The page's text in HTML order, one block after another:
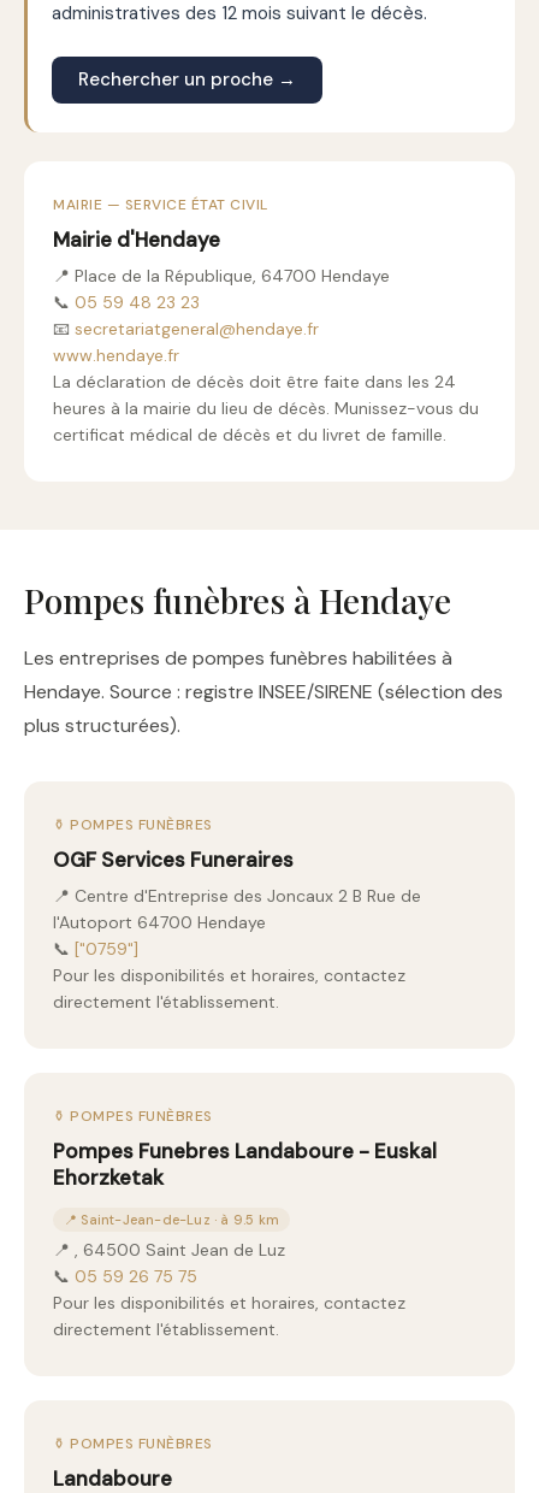
administratives des 12 mois suivant le décès.
Rechercher un proche →
MAIRIE — SERVICE ÉTAT CIVIL
Mairie d'Hendaye
📍 Place de la République, 64700 Hendaye
📞 05 59 48 23 23
📧 secretariatgeneral@hendaye.fr
www.hendaye.fr
La déclaration de décès doit être faite dans les 24
heures à la mairie du lieu de décès. Munissez-vous du
certificat médical de décès et du livret de famille.
Pompes funèbres à Hendaye
Les entreprises de pompes funèbres habilitées à
Hendaye. Source : registre INSEE/SIRENE (sélection des
plus structurées).
⚱️ POMPES FUNÈBRES
OGF Services Funeraires
📍 Centre d'Entreprise des Joncaux 2 B Rue de
l'Autoport 64700 Hendaye
📞 ["0759"]
Pour les disponibilités et horaires, contactez
directement l'établissement.
⚱️ POMPES FUNÈBRES
Pompes Funebres Landaboure - Euskal
Ehorzketak
📍 Saint-Jean-de-Luz · à 9.5 km
📍 , 64500 Saint Jean de Luz
📞 05 59 26 75 75
Pour les disponibilités et horaires, contactez
directement l'établissement.
⚱️ POMPES FUNÈBRES
Landaboure